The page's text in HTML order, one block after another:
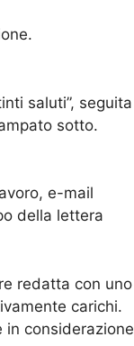
saluti”, seguita
sotto.
e-mail
della lettera
redatta con uno
carichi.
in considerazione